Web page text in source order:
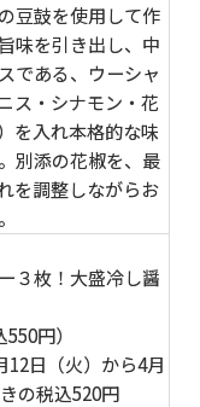
豆鼓を使用して作
味を引き出し、中
である、ウーシャ
ス・シナモン・花
を入れ本格的な味
別添の花椒を、最
を調整しながらお
３枚！大盛冷し醤
円）
12日（火）から4月
の税込520円